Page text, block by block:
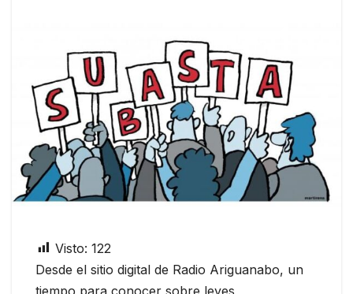
Visto: 122
Desde el sitio digital de Radio Ariguanabo, un
tiempo para conocer sobre leyes,